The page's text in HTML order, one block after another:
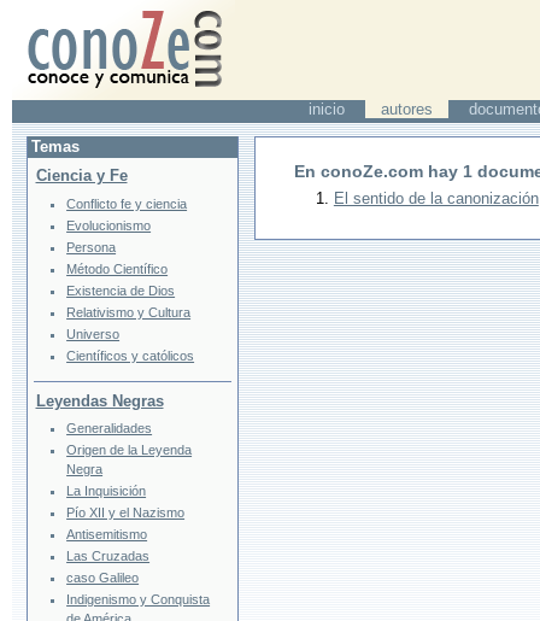
inicio autores
En conoZe.com hay 1
El sentido de la canonización
Temas
Ciencia y Fe
Conflicto fe y ciencia
Evolucionismo
Persona
Método Científico
Existencia de Dios
Relativismo y Cultura
Universo
Científicos y católicos
Leyendas Negras
Generalidades
Origen de la Leyenda
Negra
La Inquisición
Pío XII y el Nazismo
Antisemitismo
Las Cruzadas
caso Galileo
Indigenismo y Conquista